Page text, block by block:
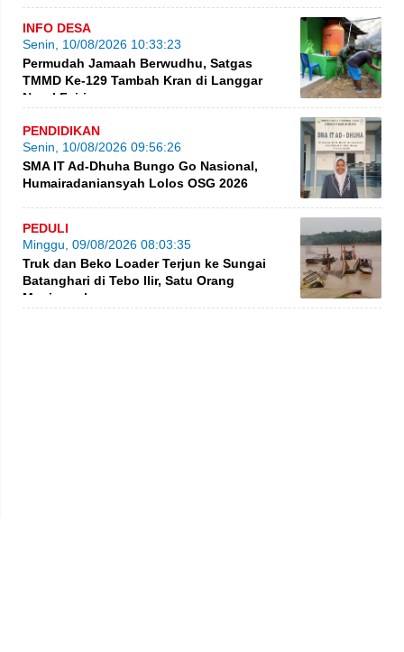
INFO DESA
Senin, 10/08/2026 10:33:23
Permudah Jamaah Berwudhu, Satgas
TMMD Ke-129 Tambah Kran di Langgar
Nurul Fajri
PENDIDIKAN
Senin, 10/08/2026 09:56:26
SMA IT Ad-Dhuha Bungo Go Nasional,
Humairadaniansyah Lolos OSG 2026
PEDULI
Minggu, 09/08/2026 08:03:35
Truk dan Beko Loader Terjun ke Sungai
Batanghari di Tebo Ilir, Satu Orang
Meninggal